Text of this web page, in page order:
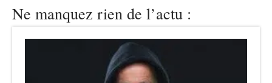
Ne manquez rien de l’actu :